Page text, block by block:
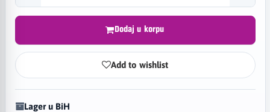
Dodaj u korpu
Add to wishlist
Lager u BiH